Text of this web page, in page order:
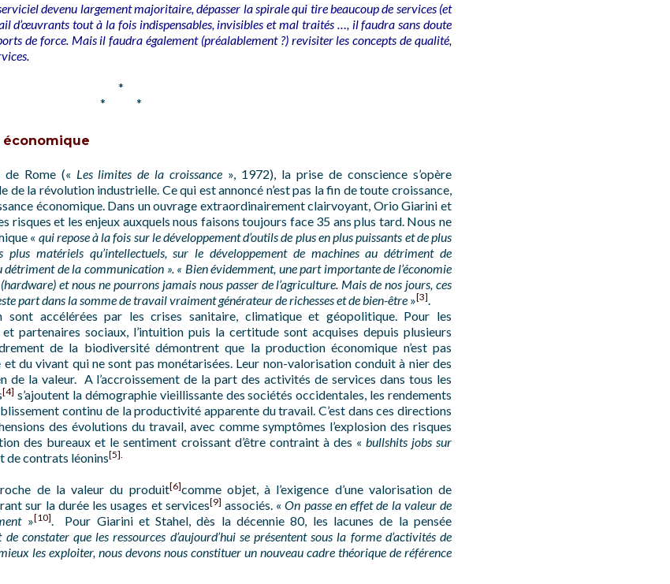
devenu largement majoritaire, dépasser la spirale qui tire beaucoup de services (et
d’œuvrants tout à la fois indispensables, invisibles et mal traités …, il faudra sans doute
de force. Mais il faudra également (préalablement ?) revisiter les concepts de qualité,
*
* *
Rome (« Les limites de la croissance », 1972), la prise de conscience s’opère
la révolution industrielle. Ce qui est annoncé n’est pas la fin de toute croissance,
économique. Dans un ouvrage extraordinairement clairvoyant, Orio Giarini et
risques et les enjeux auxquels nous faisons toujours face 35 ans plus tard. Nous ne
« qui repose à la fois sur le développement d’outils de plus en plus puissants et de plus
plus matériels qu’intellectuels, sur le développement de machines au détriment de
détriment de la communication ». « Bien évidemment, une part importante de l’économie
et nous ne pourrons jamais nous passer de l’agriculture. Mais de nos jours, ces
part dans la somme de travail vraiment générateur de richesses et de bien-être »[3].
sont accélérées par les crises sanitaire, climatique et géopolitique. Pour les
partenaires sociaux, l’intuition puis la certitude sont acquises depuis plusieurs
de la biodiversité démontrent que la production économique n’est pas
du vivant qui ne sont pas monétarisées. Leur non-valorisation conduit à nier des
de la valeur. A l’accroissement de la part des activités de services dans tous les
[4] s’ajoutent la démographie vieillissante des sociétés occidentales, les rendements
continu de la productivité apparente du travail. C’est dans ces directions
des évolutions du travail, avec comme symptômes l’explosion des risques
des bureaux et le sentiment croissant d’être contraint à des « bullshits jobs sur
de contrats léonins[5].
de la valeur du produit[6]comme objet, à l’exigence d’une valorisation de
sur la durée les usages et services[9] associés. «On passe en effet de la valeur de
»[10]. Pour Giarini et Stahel, dès la décennie 80, les lacunes de la pensée
de constater que les ressources d’aujourd’hui se présentent sous la forme d’activités de
les exploiter, nous devons nous constituer un nouveau cadre théorique de référence